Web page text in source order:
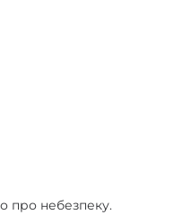
про небезпеку.